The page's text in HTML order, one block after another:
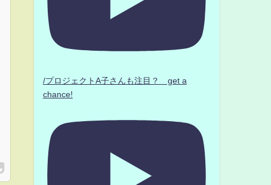
/プロジェクトA子さんも注目？ get a
chance!